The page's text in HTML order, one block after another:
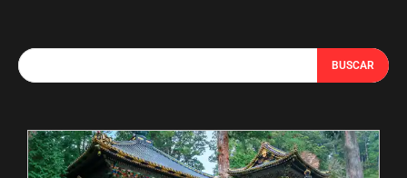
BUSCAR